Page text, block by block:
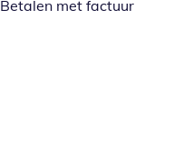
Betalen met factuur